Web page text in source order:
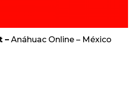
–Anáhuac Online – México